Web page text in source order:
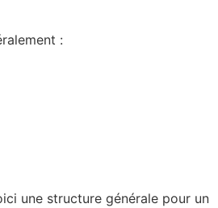
:
une structure générale pour un